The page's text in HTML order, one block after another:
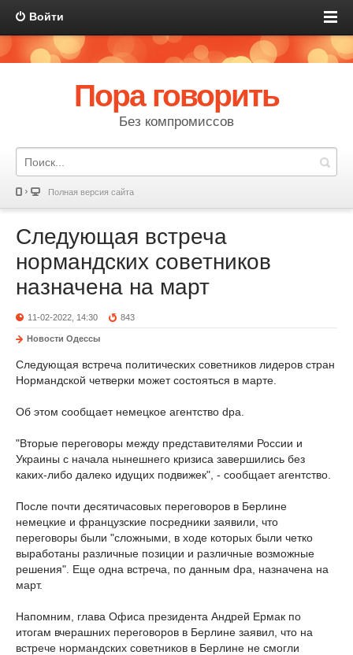
Войти
Пора говорить
Без компромиссов
Полная версия сайта
Следующая встреча
нормандских советников
назначена на март
11-02-2022, 14:30 843
Новости Одессы
Следующая встреча политических советников лидеров стран
Нормандской четверки может состояться в марте.
Об этом сообщает немецкое агентство dpa.
"Вторые переговоры между представителями России и
Украины с начала нынешнего кризиса завершились без
каких-либо далеко идущих подвижек", - сообщает агентство.
После почти десятичасовых переговоров в Берлине
немецкие и французские посредники заявили, что
переговоры были "сложными, в ходе которых были четко
выработаны различные позиции и различные возможные
решения". Еще одна встреча, по данным dpa, назначена на
март.
Напомним, глава Офиса президента Андрей Ермак по
итогам вчерашних переговоров в Берлине заявил, что на
встрече нормандских советников в Берлине не смогли